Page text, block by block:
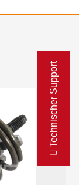
Technischer Support